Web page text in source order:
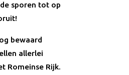
sporen tot op
bewaard
allerlei
Romeinse Rijk.